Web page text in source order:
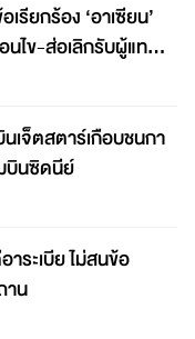
เรียกร้อง ‘อาเซียน’
นไข-ส่อเลิกรับผู้แทน
เจ็ตสตาร์เกือบชนกา
บินซิดนีย์
ระเบีย ไม่สนข้อ
าน